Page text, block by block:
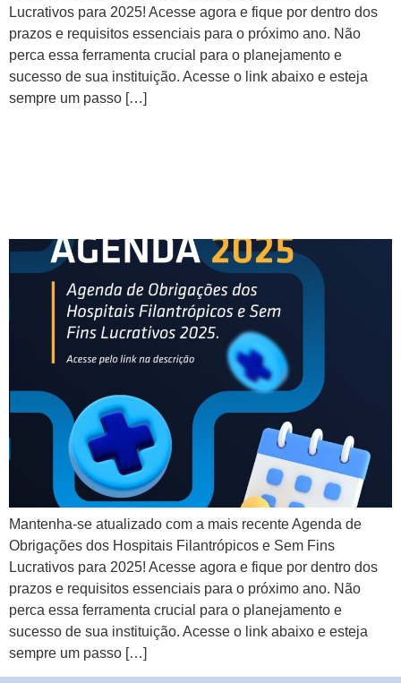
Lucrativos para 2025! Acesse agora e fique por dentro dos
prazos e requisitos essenciais para o próximo ano. Não
perca essa ferramenta crucial para o planejamento e
sucesso de sua instituição. Acesse o link abaixo e esteja
sempre um passo […]
Mantenha-se atualizado com a mais recente Agenda de
Obrigações dos Hospitais Filantrópicos e Sem Fins
Lucrativos para 2025! Acesse agora e fique por dentro dos
prazos e requisitos essenciais para o próximo ano. Não
perca essa ferramenta crucial para o planejamento e
sucesso de sua instituição. Acesse o link abaixo e esteja
sempre um passo […]